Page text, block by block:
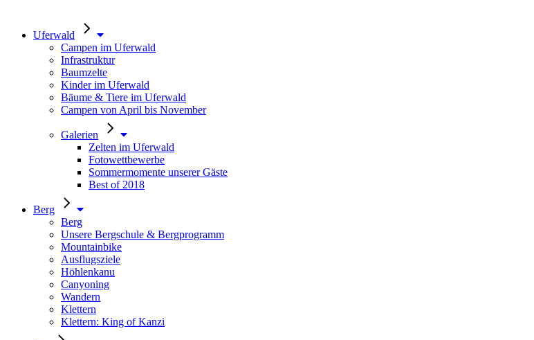
Uferwald
Campen im Uferwald
Infrastruktur
Baumzelte
Kinder im Uferwald
Bäume & Tiere im Uferwald
Campen von April bis November
Galerien
Zelten im Uferwald
Fotowettbewerbe
Sommermomente unserer Gäste
Best of 2018
Berg
Berg
Unsere Bergschule & Bergprogramm
Mountainbike
Ausflugsziele
Höhlenkanu
Canyoning
Wandern
Klettern
Klettern: King of Kanzi